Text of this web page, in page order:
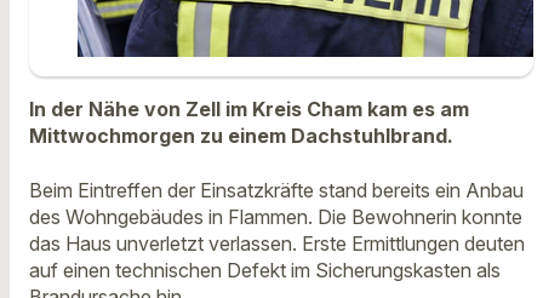
In der Nähe von Zell im Kreis Cham kam es am
Mittwochmorgen zu einem Dachstuhlbrand.
Beim Eintreffen der Einsatzkräfte stand bereits ein Anbau
des Wohngebäudes in Flammen. Die Bewohnerin konnte
das Haus unverletzt verlassen. Erste Ermittlungen deuten
auf einen technischen Defekt im Sicherungskasten als